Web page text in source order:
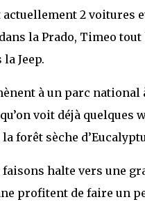
2 voitures
la Prado, Timeo
Jeep.
à un parc national
voit déjà
forêt sèche
halte vers une
profitent de faire un